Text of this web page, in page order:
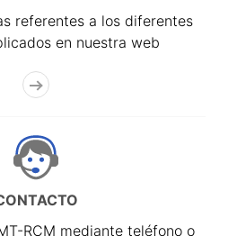
referentes a los diferentes
en nuestra web
RCM mediante teléfono o